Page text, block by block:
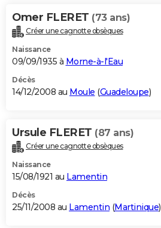
Omer FLERET (73 ans)
Créer une cagnotte obsèques
Naissance
09/09/1935 à Morne-à-l'Eau
Décès
14/12/2008 au Moule (Guadeloupe)
Ursule FLERET (87 ans)
Créer une cagnotte obsèques
Naissance
15/08/1921 au Lamentin
Décès
25/11/2008 au Lamentin (Martinique)